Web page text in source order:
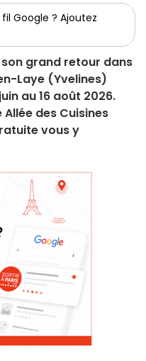
Google ? Ajoutez
grand retour dans
Laye (Yvelines)
au 16 août 2026.
des Cuisines
vous y